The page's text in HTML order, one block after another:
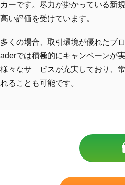
カーです。尽力が掛かっている新
高い評価を受けています。
多くの場合、取引環境が優れたブ
aderでは積極的にキャンペーンが
様々なサービスが充実しており、
れることも可能です。